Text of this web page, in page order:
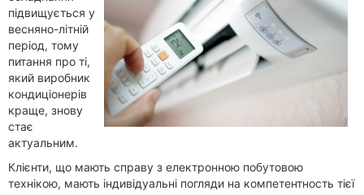
підвищується у
весняно-літній
період, тому
питання про ті,
який виробник
кондиціонерів
краще, знову
стає
актуальним.
Клієнти, що мають справу з електронною побутовою
технікою, мають індивідуальні погляди на компетентность тієї